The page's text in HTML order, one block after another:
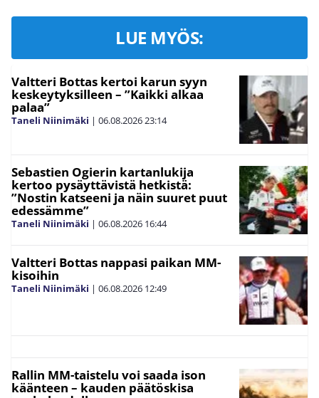
LUE MYÖS:
Valtteri Bottas kertoi karun syyn
keskeytyksilleen – ”Kaikki alkaa
palaa”
Taneli Niinimäki | 06.08.202623:14
Sebastien Ogierin kartanlukija
kertoo pysäyttävistä hetkistä:
”Nostin katseeni ja näin suuret puut
edessämme”
Taneli Niinimäki | 06.08.2026 16:44
Valtteri Bottas nappasi paikan MM-
kisoihin
Taneli Niinimäki | 06.08.2026 12:49
Rallin MM-taistelu voi saada ison
käänteen – kauden päätöskisa